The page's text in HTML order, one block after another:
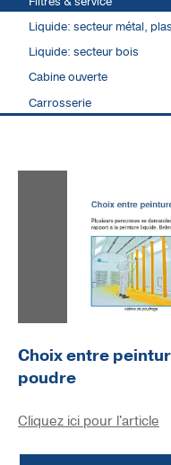
Liquide: secteur métal,
Liquide: secteur bois
Cabine ouverte
Carrosserie
Choix entre
poudre
Cliquez ici pour l'article